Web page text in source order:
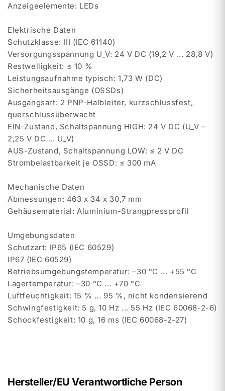
Anzeigeelemente: LEDs
Elektrische Daten
Schutzklasse: III (IEC 61140)
Versorgungsspannung U_V: 24 V DC (19,2 V ... 28,8 V)
Restwelligkeit: ≤ 10 %
Leistungsaufnahme typisch: 1,73 W (DC)
Sicherheitsausgänge (OSSDs)
Ausgangsart: 2 PNP-Halbleiter, kurzschlussfest,
querschlussüberwacht
EIN-Zustand, Schaltspannung HIGH: 24 V DC (U_V –
2,25 V DC ... U_V)
AUS-Zustand, Schaltspannung LOW: ≤ 2 V DC
Strombelastbarkeit je OSSD: ≤ 300 mA
Mechanische Daten
Abmessungen: 463 x 34 x 30,7 mm
Gehäusematerial: Aluminium-Strangpressprofil
Umgebungsdaten
Schutzart: IP65 (IEC 60529)
IP67 (IEC 60529)
Betriebsumgebungstemperatur: –30 °C ... +55 °C
Lagertemperatur: –30 °C ... +70 °C
Luftfeuchtigkeit: 15 % ... 95 %, nicht kondensierend
Schwingfestigkeit: 5 g, 10 Hz ... 55 Hz (IEC 60068-2-6)
Schockfestigkeit: 10 g, 16 ms (IEC 60068-2-27)
Hersteller/EU Verantwortliche Person